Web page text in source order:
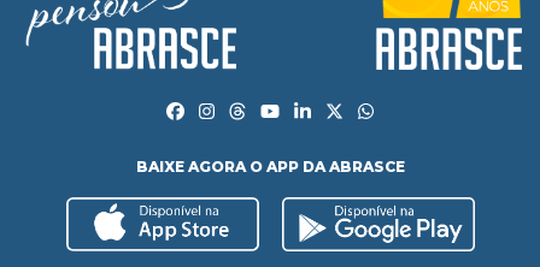
BAIXE AGORA O APP DA ABRASCE